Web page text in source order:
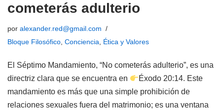
cometerás adulterio
por alexander.red@gmail.com
Bloque Filosófico, Conciencia, Ética y Valores
El Séptimo Mandamiento, “No cometerás adulterio”, es una
directriz clara que se encuentra en
Éxodo 20:14. Este
mandamiento es más que una simple prohibición de
relaciones sexuales fuera del matrimonio; es una ventana